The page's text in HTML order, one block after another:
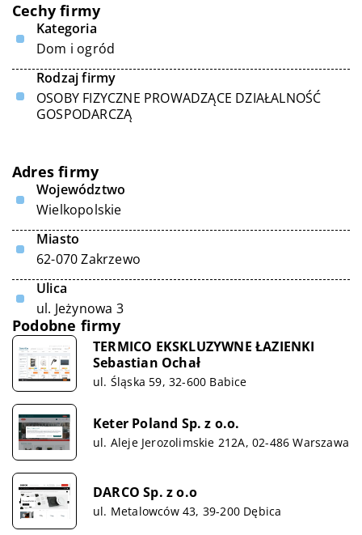
Cechy firmy
Kategoria
Dom i ogród
Rodzaj firmy
OSOBY FIZYCZNE PROWADZĄCE DZIAŁALNOŚĆ
GOSPODARCZĄ
Adres firmy
Województwo
Wielkopolskie
Miasto
62-070 Zakrzewo
Ulica
ul. Jeżynowa 3
Podobne firmy
TERMICO EKSKLUZYWNE ŁAZIENKI
Sebastian Ochał
ul. Śląska 59, 32-600 Babice
Keter Poland Sp. z o.o.
ul. Aleje Jerozolimskie 212A, 02-486 Warszawa
DARCO Sp. z o.o
ul. Metalowców 43, 39-200 Dębica